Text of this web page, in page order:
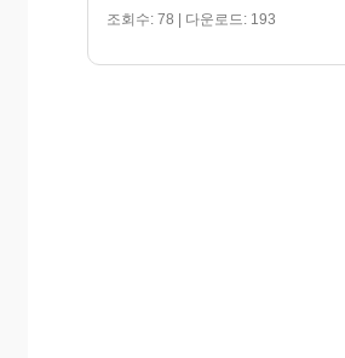
조회수: 78 | 다운로드: 193